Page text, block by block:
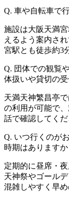
Q. 車や自転車で
施設は大阪天満
えるよう案内さ
宮駅とも徒歩約3
Q. 団体での観覧
体扱いや貸切の
天満天神繁昌亭
の利用が可能で
話で確認してくだ
Q. いつ行くのが
時期はありますか
定期的に昼席・
天神祭やゴール
混雑しやすく早